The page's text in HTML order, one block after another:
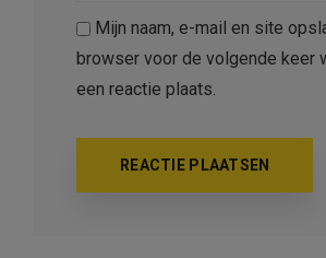
Mijn naam, e-mail en site
browser voor de volgende keer
een reactie plaats.